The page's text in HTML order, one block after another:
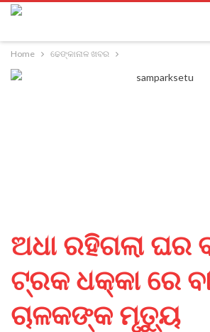
Home ଢେଙ୍କାନାଳ ଖବର
ଅଧା ରହିଗଲା ଘର
ଟ୍ରକ ଧକ୍କା ରେ
ଚାଳକଙ୍କ ମୃତ୍ୟୁ